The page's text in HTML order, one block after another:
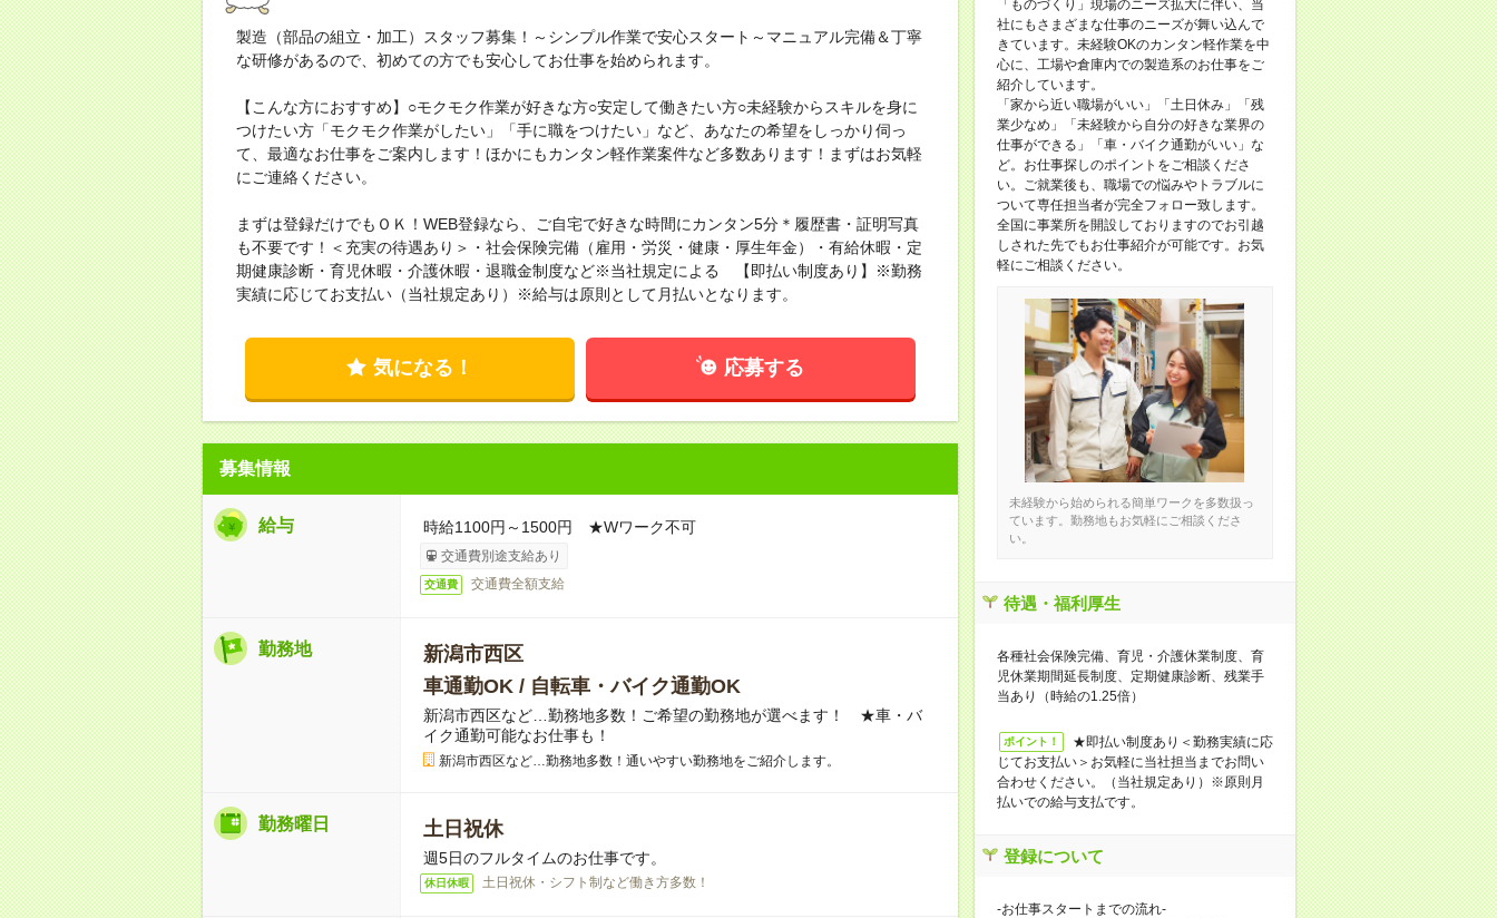
製造（部品の組立・加工）スタッフ募集！～シンプル作業で安心スタート～マニュアル完備＆丁寧
な研修があるので、初めての方でも安心してお仕事を始められます。
【こんな方におすすめ】○モクモク作業が好きな方○安定して働きたい方○未経験からスキルを身に
つけたい方「モクモク作業がしたい」「手に職をつけたい」など、あなたの希望をしっかり伺っ
て、最適なお仕事をご案内します！ほかにもカンタン軽作業案件など多数あります！まずはお気軽
にご連絡ください。
まずは登録だけでもＯＫ！WEB登録なら、ご自宅で好きな時間にカンタン5分＊履歴書・証明写真
も不要です！＜充実の待遇あり＞・社会保険完備（雇用・労災・健康・厚生年金）・有給休暇・定
期健康診断・育児休暇・介護休暇・退職金制度など※当社規定による 【即払い制度あり】※勤務
実績に応じてお支払い（当社規定あり）※給与は原則として月払いとなります。
気になる！ 応募する
募集情報
給与 時給1100円～1500円 ★Wワーク不可
交通費別途支給あり
交通費 交通費全額支給
勤務地
新潟市西区
車通勤OK / 自転車・バイク通勤OK
新潟市西区など…勤務地多数！ご希望の勤務地が選べます！ ★車・バ
イク通勤可能なお仕事も！
新潟市西区など…勤務地多数！通いやすい勤務地をご紹介します。
勤務曜日 土日祝休
週5日のフルタイムのお仕事です。
休日休暇 土日祝休・シフト制など働き方多数！
「ものづくり」現場のニーズ拡大に伴い、当
社にもさまざまな仕事のニーズが舞い込んで
きています。未経験OKのカンタン軽作業を中
心に、工場や倉庫内での製造系のお仕事をご
紹介しています。
「家から近い職場がいい」「土日休み」「残
業少なめ」「未経験から自分の好きな業界の
仕事ができる」「車・バイク通勤がいい」な
ど。お仕事探しのポイントをご相談くださ
い。ご就業後も、職場での悩みやトラブルに
ついて専任担当者が完全フォロー致します。
全国に事業所を開設しておりますのでお引越
しされた先でもお仕事紹介が可能です。お気
軽にご相談ください。
未経験から始められる簡単ワークを多数扱っ
ています。勤務地もお気軽にご相談くださ
い。
待遇・福利厚生
各種社会保険完備、育児・介護休業制度、育
児休業期間延長制度、定期健康診断、残業手
当あり（時給の1.25倍）
ポイント！
★即払い制度あり＜勤務実績に応
じてお支払い＞お気軽に当社担当までお問い
合わせください。（当社規定あり）※原則月
払いでの給与支払です。
登録について
-お仕事スタートまでの流れ-